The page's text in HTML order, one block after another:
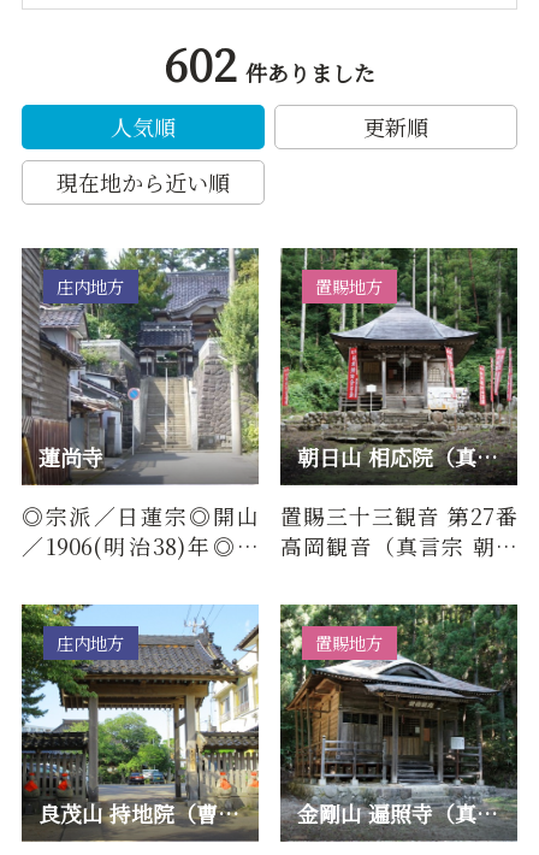
602 件ありました
人気順
更新順
現在地から近い順
蓮尚寺
庄内地方
◎宗派／日蓮宗◎開山
／1906(明治38)年◎開
学）上人◎本尊／久遠
の本師釈迦牟尼…
朝日山 相応院（真言宗）/ 置賜三十三観音 第27番 高岡観音
置賜地方
置賜三十三観音 第27番
高岡観音（真言宗 朝日
百物語（由来・歴史）
もと…
良茂山 持地院（曹洞宗）/ 庄内三十三観音 第10番
庄内地方
金剛山 遍照寺（真言宗）/ 置賜三十三観音 第32番 森観音
置賜地方